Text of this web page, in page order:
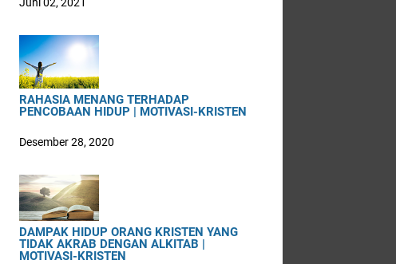
RAHASIA MENANG TERHADAP
PENCOBAAN HIDUP | MOTIVASI-KRISTEN
Desember 28, 2020
DAMPAK HIDUP ORANG KRISTEN YANG
TIDAK AKRAB DENGAN ALKITAB |
MOTIVASI-KRISTEN